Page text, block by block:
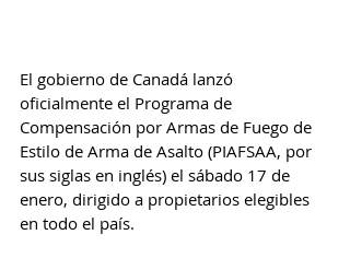
El gobierno de Canadá lanzó
oficialmente el Programa de
Compensación por Armas de Fuego de
Estilo de Arma de Asalto (PIAFSAA, por
sus siglas en inglés) el sábado 17 de
enero, dirigido a propietarios elegibles
en todo el país.